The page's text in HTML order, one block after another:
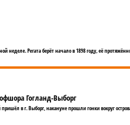
неделе. Регата берёт начало в 1898 году, её
Гогланд-Выборг
в г. Выборг, накануне прошли гонки вокруг